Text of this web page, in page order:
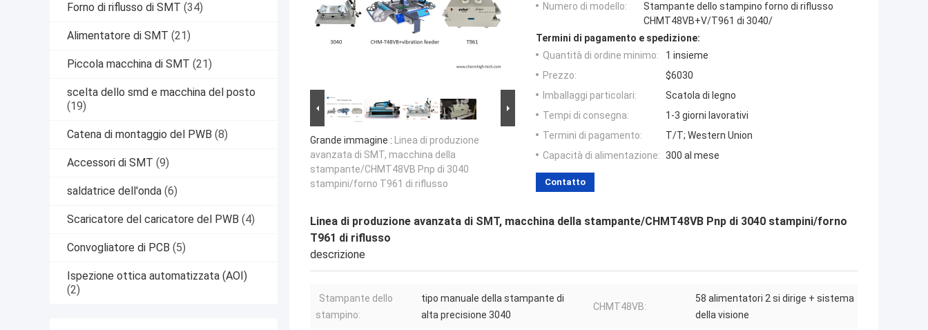
Forno di riflusso di SMT (34)
Alimentatore di SMT (21)
Piccola macchina di SMT (21)
scelta dello smd e macchina del posto
(19)
Catena di montaggio del PWB (8)
Accessori di SMT (9)
saldatrice dell'onda (6)
Scaricatore del caricatore del PWB (4)
Convogliatore di PCB (5)
Ispezione ottica automatizzata (AOI)
(2)
Grande immagine : Linea di produzione
avanzata di SMT, macchina della
stampante/CHMT48VB Pnp di 3040
stampini/forno T961 di riflusso
Numero di modello:
Stampante dello stampino forno di riflusso
CHMT48VB+V/T961 di 3040/
Termini di pagamento e spedizione:
Quantità di ordine minimo:
1 insieme
Prezzo:
$6030
Imballaggi particolari:
Scatola di legno
Tempi di consegna:
1-3 giorni lavorativi
Termini di pagamento:
T/T; Western Union
Capacità di alimentazione: 300 al mese
Contatto
Linea di produzione avanzata di SMT, macchina della stampante/CHMT48VB Pnp di 3040 stampini/forno
T961 di riflusso
descrizione
Stampante dello
stampino:
tipo manuale della stampante di
alta precisione 3040
CHMT48VB:
58 alimentatori 2 si dirige + sistema
della visione